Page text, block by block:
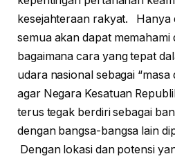
kesejahteraan rakyat. Hanya
semua akan dapat memahami
bagaimana cara yang tepat
udara nasional sebagai
agar Negara Kesatuan
terus tegak berdiri sebagai
dengan bangsa-bangsa lain
Dengan lokasi dan potensi